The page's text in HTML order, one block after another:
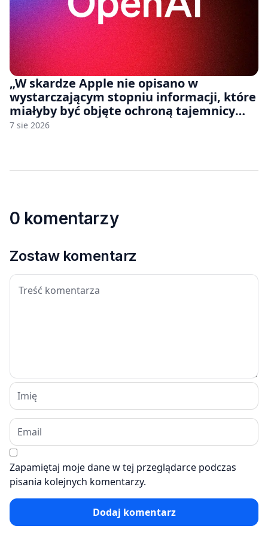
„W skardze Apple nie opisano w
wystarczającym stopniu informacji, które
miałyby być objęte ochroną tajemnicy
handlowej”. OpenAI żąda odrzucenia
7 sie 2026
0 komentarzy
Zostaw komentarz
Zapamiętaj moje dane w tej przeglądarce podczas
pisania kolejnych komentarzy.
Dodaj komentarz